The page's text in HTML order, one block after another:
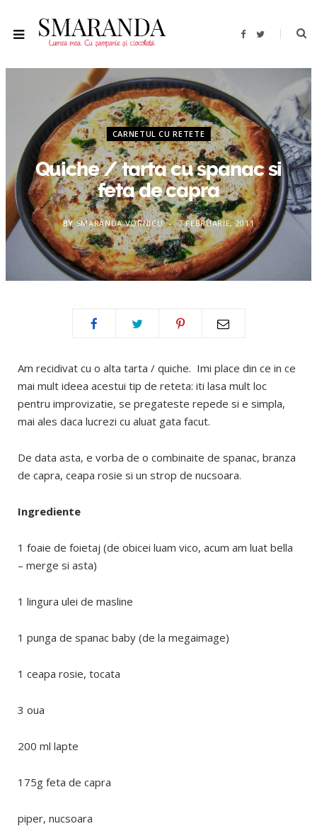
F
b
T
t
CARNETUL CU RETETE
Quiche / tarta cu spanac si
feta de capra
BY SMARANDA VORNICU 7 FEBRUARIE, 2011
Am recidivat cu o alta tarta / quiche. Imi place din ce in ce
mai mult ideea acestui tip de reteta: iti lasa mult loc
pentru improvizatie, se pregateste repede si e simpla,
mai ales daca lucrezi cu aluat gata facut.
De data asta, e vorba de o combinaite de spanac, branza
de capra, ceapa rosie si un strop de nucsoara.
Ingrediente
1 foaie de foietaj (de obicei luam vico, acum am luat bella
– merge si asta)
1 lingura ulei de masline
1 punga de spanac baby (de la megaimage)
1 ceapa rosie, tocata
3 oua
200 ml lapte
175g feta de capra
piper, nucsoara